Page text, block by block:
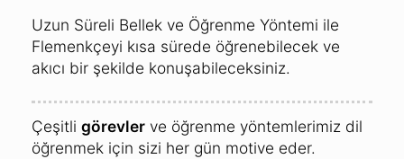
Uzun Süreli Bellek ve Öğrenme Yöntemi ile
Flemenkçeyi kısa sürede öğrenebilecek ve
akıcı bir şekilde konuşabileceksiniz.
Çeşitli görevler ve öğrenme yöntemlerimiz dil
öğrenmek için sizi her gün motive eder.